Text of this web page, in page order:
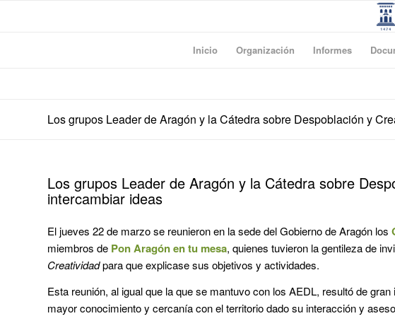
Inicio Organización Informes
Los grupos Leader de Aragón y la Cátedra sobre Despoblación y
Los grupos Leader de Aragón y la Cátedra sobre
intercambiar ideas
El jueves 22 de marzo se reunieron en la sede del Gobierno de Aragón los
miembros de Pon Aragón en tu mesa, quienes tuvieron la gentileza de
Creatividadpara que explicase sus objetivos y actividades.
Esta reunión, al igual que la que se mantuvo con los AEDL, resultó de
mayor conocimiento y cercanía con el territorio dado su interacción y